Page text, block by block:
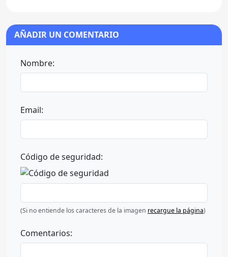
AÑADIR UN COMENTARIO
Nombre:
Email:
Código de seguridad:
(Si no entiende los caracteres de la imagen recargue la página)
Comentarios: